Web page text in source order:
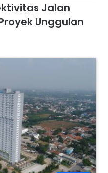
Jalan
Unggulan